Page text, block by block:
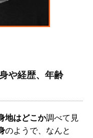
や経歴、年齢
地はどこか調べて見
のようで、なんと